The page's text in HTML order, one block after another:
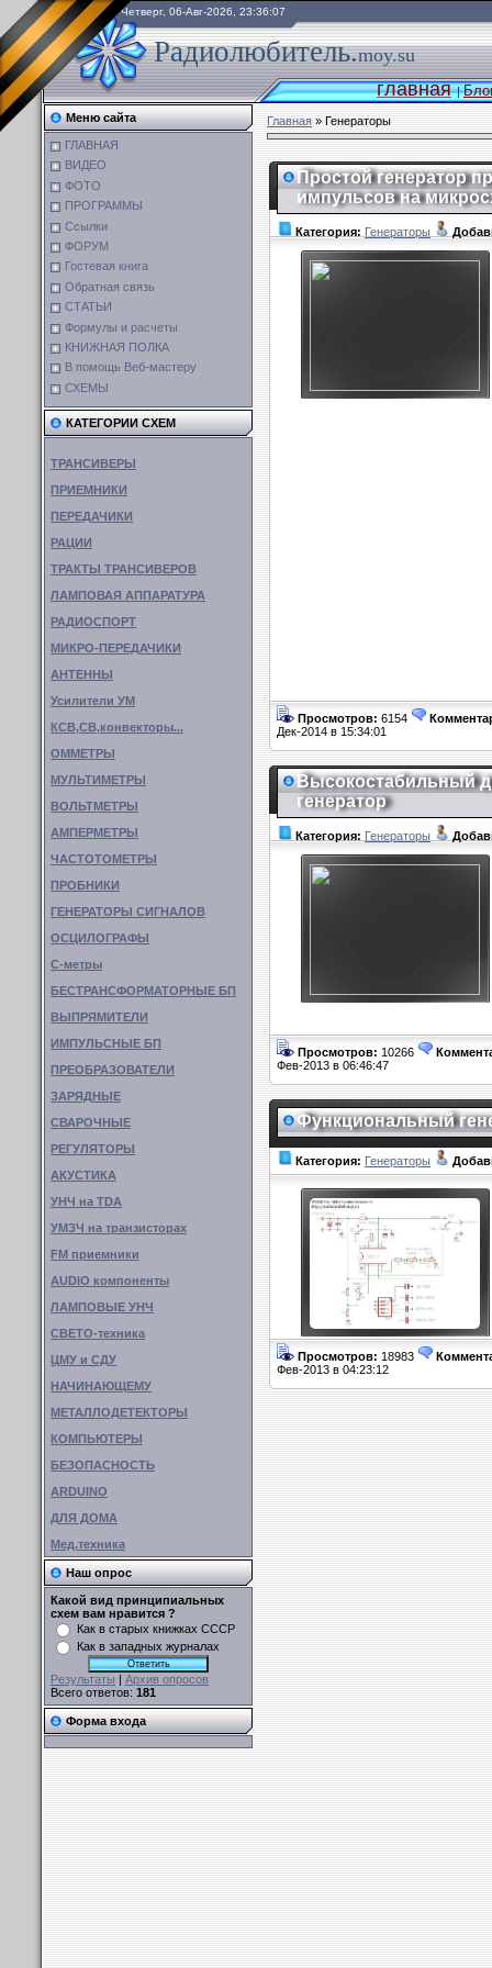
Четверг, 06-Авг-2026, 23:36:07
Радиолюбитель.moy.su
главная |
Меню сайта
ГЛАВНАЯ
ВИДЕО
ФОТО
ПРОГРАММЫ
Ссылки
ФОРУМ
Гостевая книга
Обратная связь
СТАТЬИ
Формулы и расчеты
КНИЖНАЯ ПОЛКА
В помощь Веб-мастеру
СХЕМЫ
КАТЕГОРИИ СХЕМ
ТРАНСИВЕРЫ
ПРИЕМНИКИ
ПЕРЕДАЧИКИ
РАЦИИ
ТРАКТЫ ТРАНСИВЕРОВ
ЛАМПОВАЯ АППАРАТУРА
РАДИОСПОРТ
МИКРО-ПЕРЕДАЧИКИ
АНТЕННЫ
Усилители УМ
КСВ,СВ,конвекторы...
ОММЕТРЫ
МУЛЬТИМЕТРЫ
ВОЛЬТМЕТРЫ
АМПЕРМЕТРЫ
ЧАСТОТОМЕТРЫ
ПРОБНИКИ
ГЕНЕРАТОРЫ СИГНАЛОВ
ОСЦИЛОГРАФЫ
С-метры
БЕСТРАНСФОРМАТОРНЫЕ БП
ВЫПРЯМИТЕЛИ
ИМПУЛЬСНЫЕ БП
ПРЕОБРАЗОВАТЕЛИ
ЗАРЯДНЫЕ
СВАРОЧНЫЕ
РЕГУЛЯТОРЫ
АКУСТИКА
УНЧ на TDA
УМЗЧ на транзисторах
FM приемники
AUDIO компоненты
ЛАМПОВЫЕ УНЧ
СВЕТО-техника
ЦМУ и СДУ
НАЧИНАЮЩЕМУ
МЕТАЛЛОДЕТЕКТОРЫ
КОМПЬЮТЕРЫ
БЕЗОПАСНОСТЬ
ARDUINO
ДЛЯ ДОМА
Мед.техника
Наш опрос
Какой вид принципиальных
схем вам нравится ?
Как в старых книжках СССР
Как в западных журналах
Результаты | Архив опросов
Всего ответов: 181
Форма входа
Главная»Генераторы
Простой генератор
импульсов на
Категория: Генераторы
Просмотров: 6154
Дек-2014 в 15:34:01
Высокостабильный
генератор
Категория: Генераторы
Просмотров: 10266
Фев-2013 в 06:46:47
Функциональный
Категория: Генераторы
Просмотров: 18983
Фев-2013 в 04:23:12